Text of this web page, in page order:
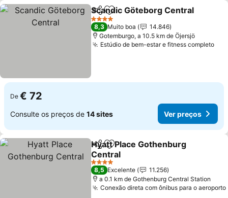
PartilharAdicionar aos favoritos
Scandic Göteborg Central
4 Estrelas
8,3 Muito boa
14.846
Gotemburgo, a 10.5 km de Öjersjö
Estúdio de bem-estar e fitness completo
De € 72
Consulte os preços de 14 sites Ver preços
PartilharAdicionar aos favoritos
Hyatt Place Gothenburg
Central
4 Estrelas
8,5 Excelente
11.256
a 0.1 km de Gothenburg Central Station
Conexão direta com ônibus para o aeroporto